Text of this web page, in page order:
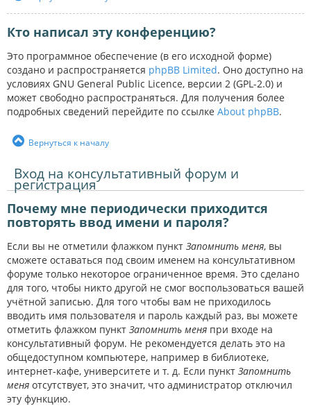
Кто написал эту конференцию?
Это программное обеспечение (в его исходной форме)
создано и распространяется phpBB Limited. Оно доступно на
условиях GNU General Public Licence, версии 2 (GPL-2.0) и
может свободно распространяться. Для получения более
подробных сведений перейдите по ссылке About phpBB.
Вернуться к началу
Вход на консультативный форум и
регистрация
Почему мне периодически приходится
повторять ввод имени и пароля?
Если вы не отметили флажком пункт Запомнить меня, вы
сможете оставаться под своим именем на консультативном
форуме только некоторое ограниченное время. Это сделано
для того, чтобы никто другой не смог воспользоваться вашей
учётной записью. Для того чтобы вам не приходилось
вводить имя пользователя и пароль каждый раз, вы можете
отметить флажком пункт Запомнить меня при входе на
консультативный форум. Не рекомендуется делать это на
общедоступном компьютере, например в библиотеке,
интернет-кафе, университете и т. д. Если пункт Запомнить
меня отсутствует, это значит, что администратор отключил
эту функцию.